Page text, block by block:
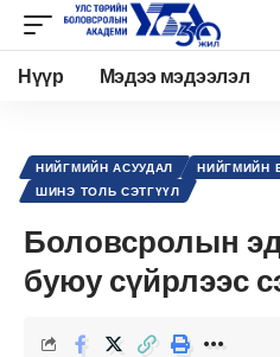
Нүүр Мэдээ мэдээлэл
НИЙГМИЙН АСУУДАЛ НИЙГМИЙН
ШИНЭ ТОЛЬ СЭТГҮҮЛ
Боловсролын
буюу сүйрлээс